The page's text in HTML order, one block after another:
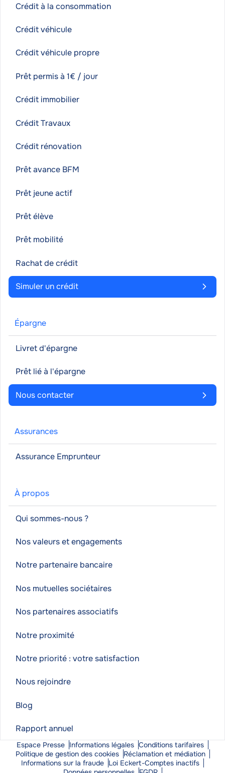
Crédit à la consommation
Crédit véhicule
Crédit véhicule propre
Prêt permis à 1€ / jour
Crédit immobilier
Crédit Travaux
Crédit rénovation
Prêt avance BFM
Prêt jeune actif
Prêt élève
Prêt mobilité
Rachat de crédit
Simuler un crédit
Épargne
Livret d'épargne
Prêt lié à l'épargne
Nous contacter
Assurances
Assurance Emprunteur
À propos
Qui sommes-nous ?
Nos valeurs et engagements
Notre partenaire bancaire
Nos mutuelles sociétaires
Nos partenaires associatifs
Notre proximité
Notre priorité : votre satisfaction
Nous rejoindre
Blog
Rapport annuel
Espace Presse Informations légales Conditions tarifaires
Politique de gestion des cookies Réclamation et médiation
Informations sur la fraude Loi Eckert-Comptes inactifs